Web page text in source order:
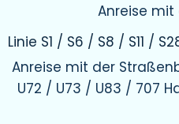
Anreise mit
Linie S1 / S6 / S8 / S11 /
Anreise mit der
U72 / U73 / U83 / 707